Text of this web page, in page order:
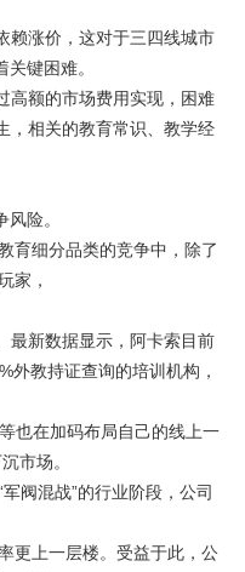
赖涨价，这对于三四线城市
键困难。
高额的市场费用实现，困难
，相关的教育常识、教学经
险。
育细分品类的竞争中，除了
家，
最新数据显示，阿卡索目前
教持证查询的培训机构，
也在加码布局自己的线上一
市场。
阀混战”的行业阶段，公司
更上一层楼。受益于此，公